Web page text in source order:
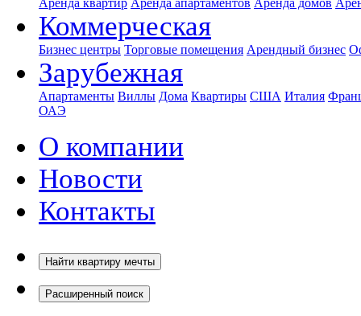
Коммерческая
Бизнес центры Торговые помещения Арендный бизнес
Зарубежная
Апартаменты Виллы Дома Квартиры США Италия
ОАЭ
О компании
Новости
Контакты
Найти квартиру мечты
Расширенный поиск